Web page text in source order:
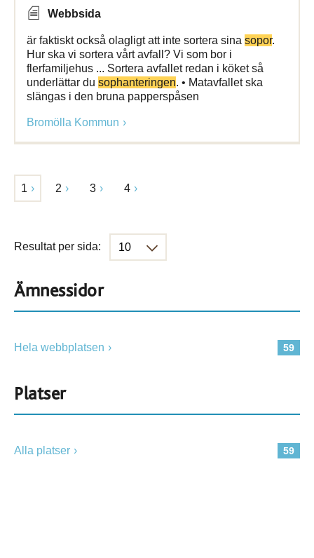
Webbsida
är faktiskt också olagligt att inte sortera sina sopor.
Hur ska vi sortera vårt avfall? Vi som bor i
flerfamiljehus ... Sortera avfallet redan i köket så
underlättar du sophanteringen. • Matavfallet ska
slängas i den bruna papperspåsen
Bromölla Kommun
1 2 3 4
Resultat per sida:
Ämnessidor
59
Hela webbplatsen
Platser
59
Alla platser